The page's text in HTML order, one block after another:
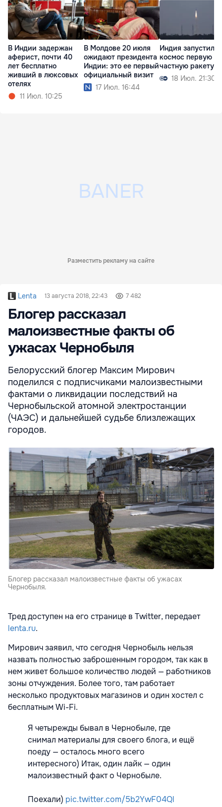
В Индии задержан
аферист, почти 40
лет бесплатно
живший в люксовых
отелях
11 Июл. 10:25
В Молдове 20 июля
ожидают президента
Индии: это ее первый
официальный визит
17 Июл. 16:44
Индия запустила
космос первую
частную ракету
18 Июл. 21:30
Разместить рекламу на сайте
Lenta 13 августа 2018, 22:43 7 482
Блогер рассказал
малоизвестные факты об
ужасах Чернобыля
Белорусский блогер Максим Мирович
поделился с подписчиками малоизвестными
фактами о ликвидации последствий на
Чернобыльской атомной электростанции
(ЧАЭС) и дальнейшей судьбе близлежащих
городов.
Блогер рассказал малоизвестные факты об ужасах
Чернобыля.
Тред доступен на его странице в Twitter, передает
lenta.ru.
Мирович заявил, что сегодня Чернобыль нельзя
назвать полностью заброшенным городом, так как в
нем живет большое количество людей — работников
зоны отчуждения. Более того, там работает
несколько продуктовых магазинов и один хостел с
бесплатным Wi-Fi.
Я четырежды бывал в Чернобыле, где
снимал материалы для своего блога, и ещё
поеду — осталось много всего
интересного) Итак, один лайк — один
малоизвестный факт о Чернобыле.
Поехали) pic.twitter.com/5b2YwF04Ql